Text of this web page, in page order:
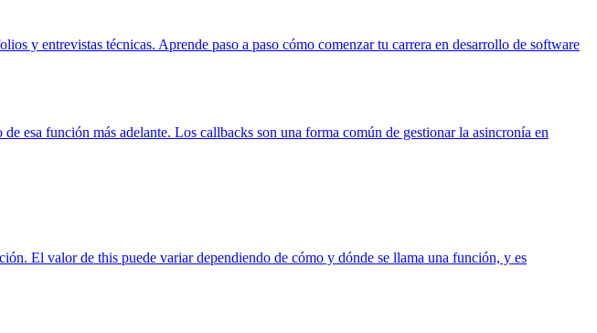
y entrevistas técnicas. Aprende paso a paso cómo comenzar tu carrera en desarrollo de software
esa función más adelante. Los callbacks son una forma común de gestionar la asincronía en
El valor de this puede variar dependiendo de cómo y dónde se llama una función, y es